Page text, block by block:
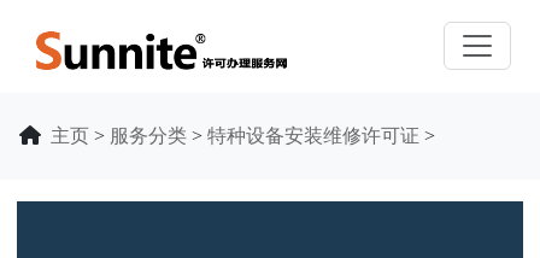
主页 > 服务分类 > 特种设备安装维修许可证 >